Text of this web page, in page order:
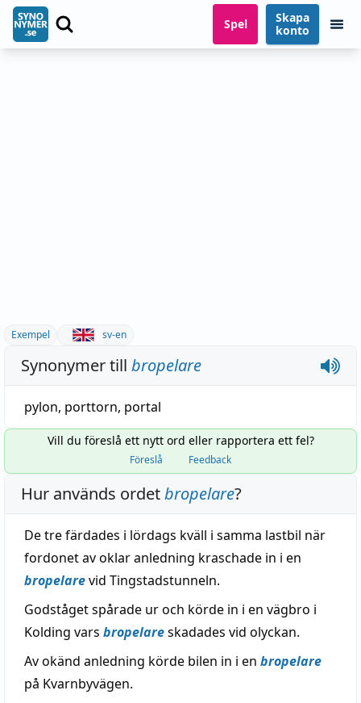
Spel
Skapa
konto
Exempel sv-en
Synonymer till bropelare
pylon, porttorn, portal
Vill du föreslå ett nytt ord eller rapportera ett fel?
Föreslå Feedback
Hur används ordetbropelare?
De tre färdades i lördags kväll i samma lastbil när
fordonet av oklar anledning kraschade in i en
bropelarevid Tingstadstunneln.
Godståget spårade ur och körde in i en vägbro i
Kolding vars bropelareskadades vid olyckan.
Av okänd anledning körde bilen in i en bropelare
på Kvarnbyvägen.